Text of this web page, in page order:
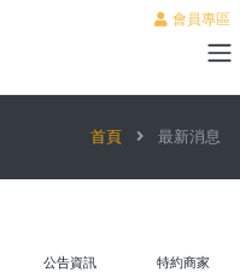
會員專區
首頁 最新消息
公告資訊 特約商家